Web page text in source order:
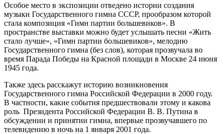
Особое место в экспозиции отведено истории создания
музыки Государственного гимна СССР, прообразом которой
стала композиция «Гимн партии большевиков». В
пространстве выставки можно будет услышать песни «Жить
стало лучше», «Гимн партии большевиков», мелодию
Государственного гимна (без слов), которая прозвучала во
время Парада Победы на Красной площади в Москве 24 июня
1945 года.
Также здесь расскажут историю возникновения
Государственного гимна Российской Федерации в 2000 году.
В частности, какие события предшествовали этому и какова
роль Президента Российской Федерации В. В. Путина в
обсуждении и принятии гимна, впервые прозвучавшего по
телевидению в ночь на 1 января 2001 года.